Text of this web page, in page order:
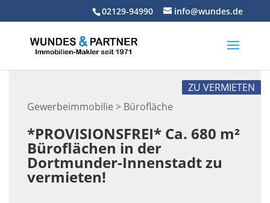
02129-94990 info@wundes.de
Gewerbeimmobilie > Bürofläche
ZU VERMIETEN
*PROVISIONSFREI* Ca. 680 m²
Büroflächen in der
Dortmunder-Innenstadt zu
vermieten!